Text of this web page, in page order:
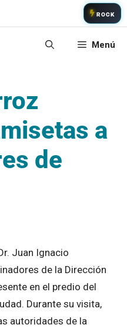
ROCK
Menú
a
de
Juan Ignacio
de la Dirección
en el predio del
Durante su visita,
autoridades de la